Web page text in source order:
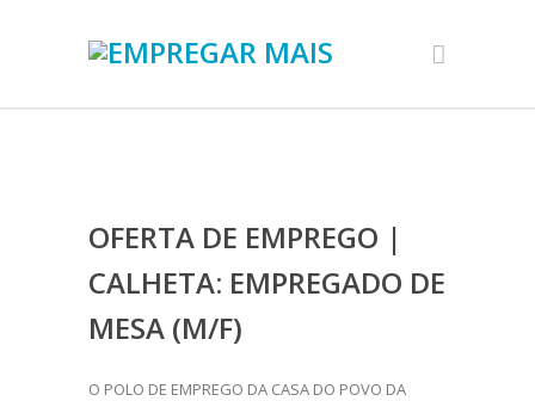
OFERTA DE EMPREGO |
CALHETA: EMPREGADO DE
MESA (M/F)
O POLO DE EMPREGO DA CASA DO POVO DA